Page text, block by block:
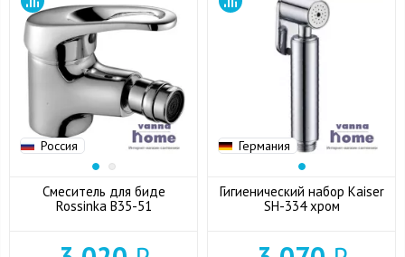
Россия
Смеситель для биде
Rossinka B35-51
Германия
Гигиенический набор Kaiser
SH-334 хром